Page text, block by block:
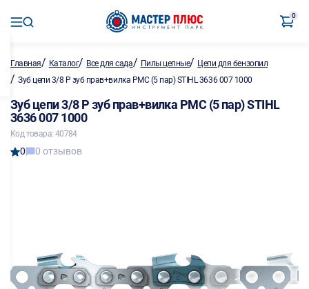
0
Главная/ Каталог/ Все для сада/ Пилы цепные/ Цепи для бензопил
/ Зуб цепи 3/8 Р зуб прав+вилка РMC (5 пар) STIHL 3636 007 1000
Зуб цепи 3/8 Р зуб прав+вилка РMC (5 пар) STIHL
3636 007 1000
Код товара: 40784
0 0 отзывов